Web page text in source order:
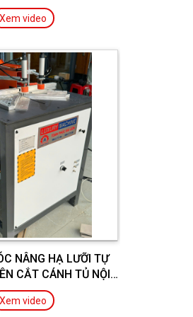
Xem video
NÂNG HẠ LƯỠI TỰ
CẮT CÁNH TỦ NỘI
THẤT
Xem video